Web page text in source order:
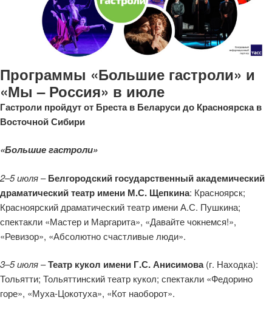
Программы «Большие гастроли» и
«Мы – Россия» в июле
Гастроли пройдут от Бреста в Беларуси до Красноярска в
Восточной Сибири
«Большие гастроли»
2–5 июля–Белгородский государственный академический
драматический театр имени М.С. Щепкина: Красноярск;
Красноярский драматический театр имени А.С. Пушкина;
спектакли «Мастер и Маргарита», «Давайте чокнемся!»,
«Ревизор», «Абсолютно счастливые люди».
3–5 июля–Театр кукол имени Г.С. Анисимова(г. Находка):
Тольятти; Тольяттинский театр кукол; спектакли «Федорино
горе», «Муха-Цокотуха», «Кот наоборот».